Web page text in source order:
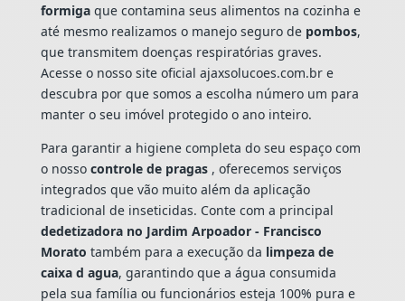
formigaque contamina seus alimentos na cozinha e
até mesmo realizamos o manejo seguro de pombos,
que transmitem doenças respiratórias graves.
Acesse o nosso site oficial ajaxsolucoes.com.br e
descubra por que somos a escolha número um para
manter o seu imóvel protegido o ano inteiro.
Para garantir a higiene completa do seu espaço com
o nosso controle de pragas , oferecemos serviços
integrados que vão muito além da aplicação
tradicional de inseticidas. Conte com a principal
dedetizadora no Jardim Arpoador - Francisco
Morato também para a execução da limpeza de
caixa d agua, garantindo que a água consumida
pela sua família ou funcionários esteja 100% pura e